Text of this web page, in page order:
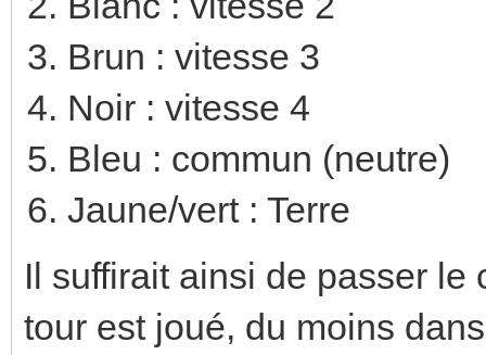
Brun : vitesse 3
Noir : vitesse 4
Bleu : commun (neutre)
Jaune/vert : Terre
Il suffirait ainsi de passer le
tour est joué, du moins